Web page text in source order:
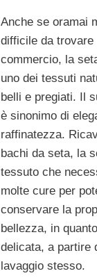
Anche se oramai
difficile da trovare
commercio, la
uno dei tessuti
belli e pregiati. Il
è sinonimo di
raffinatezza.
bachi da seta, la
tessuto che
molte cure per
conservare la
bellezza, in
delicata, a partire
lavaggio stesso.